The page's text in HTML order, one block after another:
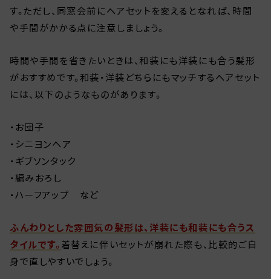
す。ただし、同窓会前にヘアセットを変えるとなれば、時間
や手間がかかる点に注意しましょう。
時間や手間を省きたいときは、和装にも洋装にも合う髪形
がおすすめです。和装・洋装どちらにもマッチするヘアセット
には、以下のようなものがあります。
・お団子
・シニヨンヘア
・ギブソンタック
・編みおろし
・ハーフアップ など
ふんわりとした雰囲気の髪形は、洋装にも和装にも合うス
タイルです。 着替えに伴いセットが崩れた際も、比較的ご自
身で直しやすいでしょう。